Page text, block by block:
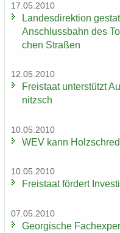
17.05.2010
Lan­des­di­rek­ti­on
An­schluss­bahn des
chen Stra­ßen
12.05.2010
Frei­staat un­ter­stützt
nitzsch
10.05.2010
WEV kann
10.05.2010
Frei­staat för­dert
07.05.2010
Ge­or­gi­sche